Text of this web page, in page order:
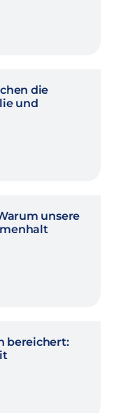
die
und
unsere
bereichert: